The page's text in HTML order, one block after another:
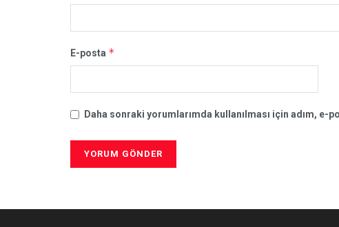
E-posta *
Daha sonraki yorumlarımda kullanılması için adım,